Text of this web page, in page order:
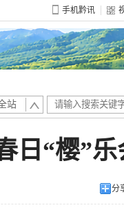
手机黔讯
站
日“樱”
分